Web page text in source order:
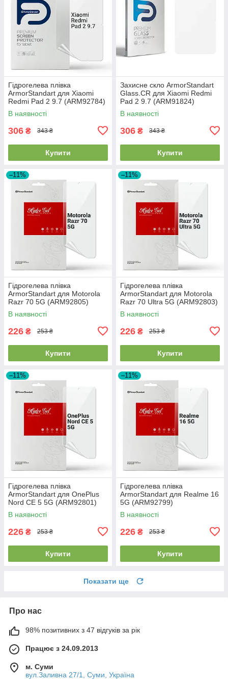
Гідрогелева плівка
ArmorStandart для Xiaomi
Redmi Pad 2 9.7 (ARM92784)
В наявності
306 ₴ 343 ₴
Купити
Захисне скло ArmorStandart
Glass.CR для Xiaomi Redmi
Pad 2 9.7 (ARM91824)
В наявності
306 ₴ 343 ₴
Купити
–11%
Гідрогелева плівка
ArmorStandart для Motorola
Razr 70 5G (ARM92805)
В наявності
226 ₴ 253 ₴
Купити
–11%
Гідрогелева плівка
ArmorStandart для Motorola
Razr 70 Ultra 5G (ARM92803)
В наявності
226 ₴ 253 ₴
Купити
–11%
Гідрогелева плівка
ArmorStandart для OnePlus
Nord CE 5 5G (ARM92801)
В наявності
226 ₴ 253 ₴
Купити
–11%
Гідрогелева плівка
ArmorStandart для Realme 16
5G (ARM92799)
В наявності
226 ₴ 253 ₴
Купити
Показати ще
Про нас
98% позитивних з 47 відгуків за рік
Працює з 24.09.2013
м. Суми
вул.Заливна 27/1, Суми, Україна